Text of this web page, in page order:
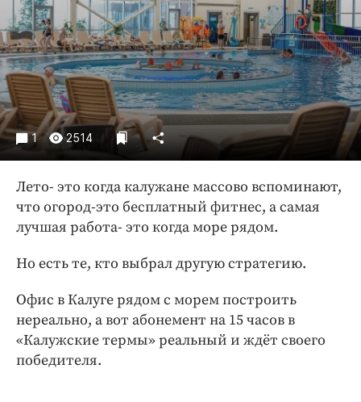
Недвижимость и ЖКХ
Образование
Общество
Погода
Праздники
Происшествия
Спорт
Экономика и бизнес
ПРОЕКТЫ
Издания
Медиаперсона
Интересное чтиво
Клиника года
Бренд года
1 2514
Лето- это когда калужане массово вспоминают,
что огород-это бесплатный фитнес, а самая
лучшая работа- это когда море рядом.
Но есть те, кто выбрал другую стратегию.
Офис в Калуге рядом с морем построить
нереально, а вот абонемент на 15 часов в
«Калужские термы» реальный и ждёт своего
победителя.